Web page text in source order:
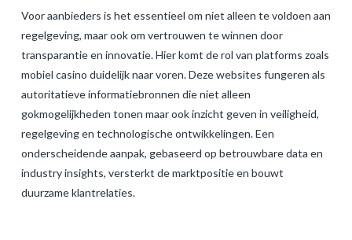
Voor aanbieders is het essentieel om niet alleen te voldoen aan
regelgeving, maar ook om vertrouwen te winnen door
transparantie en innovatie. Hier komt de rol van platforms zoals
mobiel casino duidelijk naar voren. Deze websites fungeren als
autoritatieve informatiebronnen die niet alleen
gokmogelijkheden tonen maar ook inzicht geven in veiligheid,
regelgeving en technologische ontwikkelingen. Een
onderscheidende aanpak, gebaseerd op betrouwbare data en
industry insights, versterkt de marktpositie en bouwt
duurzame klantrelaties.